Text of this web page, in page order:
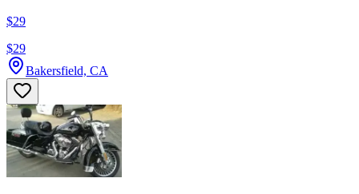
$29
$29
Bakersfield, CA